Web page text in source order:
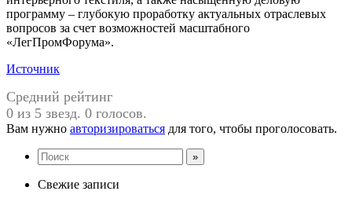
программу – глубокую проработку актуальных отраслевых
вопросов за счет возможностей масштабного
«ЛегПромФорума».
Источник
Средний рейтинг
0 из 5 звезд. 0 голосов.
Вам нужно авторизироваться для того, чтобы проголосовать.
Свежие записи